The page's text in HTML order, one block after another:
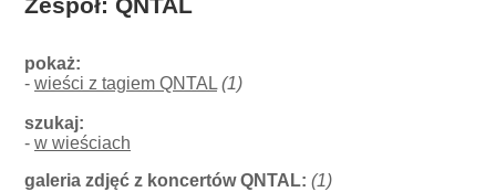
pokaż:
-wieści z tagiem QNTAL (1)
szukaj:
-w wieściach
galeria zdjęć z koncertów QNTAL: (1)